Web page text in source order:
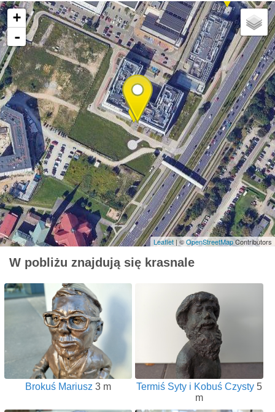
+
-
Leaflet | ©OpenStreetMapContributors
W pobliżu znajdują się krasnale
Brokuś Mariusz 3 m Termiś Syty i Kobuś Czysty5
m